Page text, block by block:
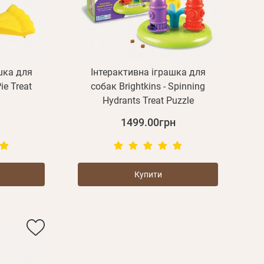
для
Treat
Інтерактивна іграшка для
собак Brightkins - Spinning
Hydrants Treat Puzzle
1499.00грн
Купити
Повторіть